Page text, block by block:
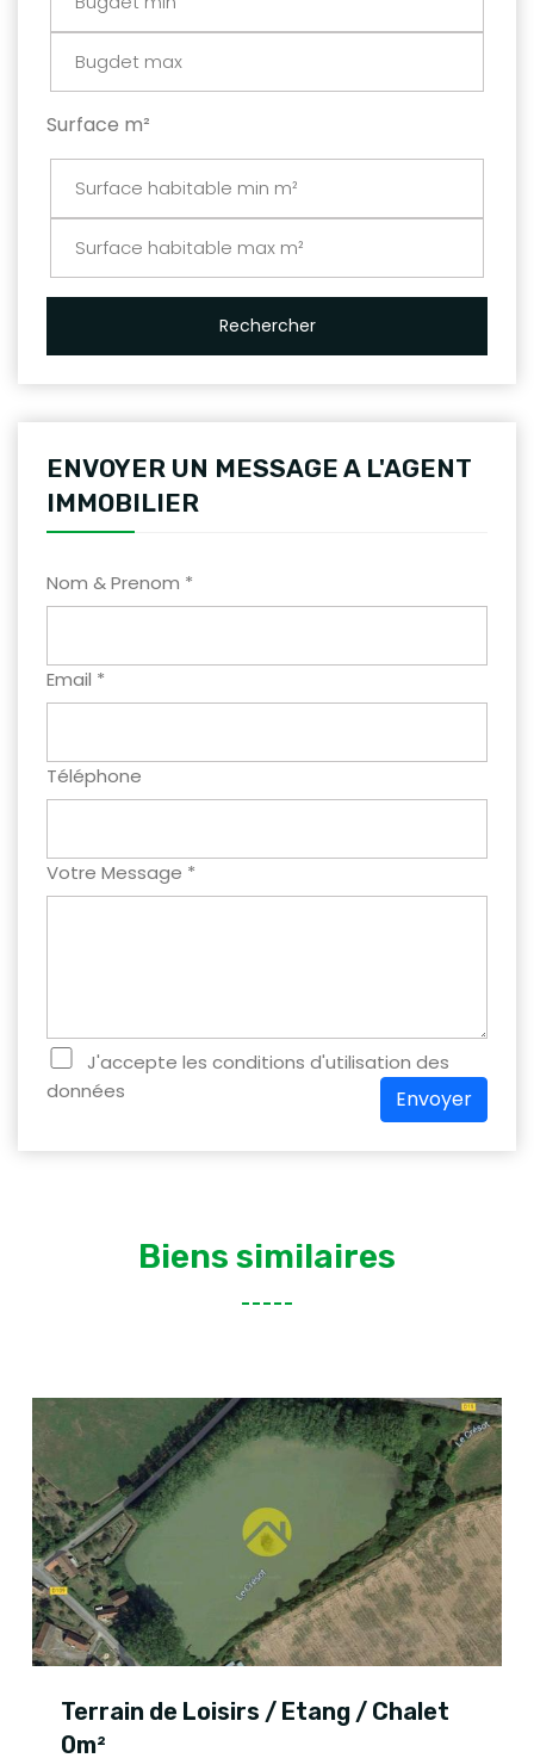
Surface m²
Rechercher
ENVOYER UN MESSAGE A L'AGENT
IMMOBILIER
Nom & Prenom *
Email *
Téléphone
Votre Message *
J'accepte les conditions d'utilisation des
données
Envoyer
Biens similaires
Terrain de Loisirs / Etang / Chalet
0m²